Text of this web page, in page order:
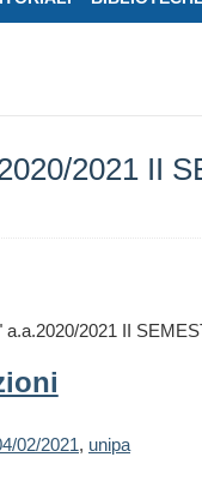
2021 II
2021 II
02/2021, unipa